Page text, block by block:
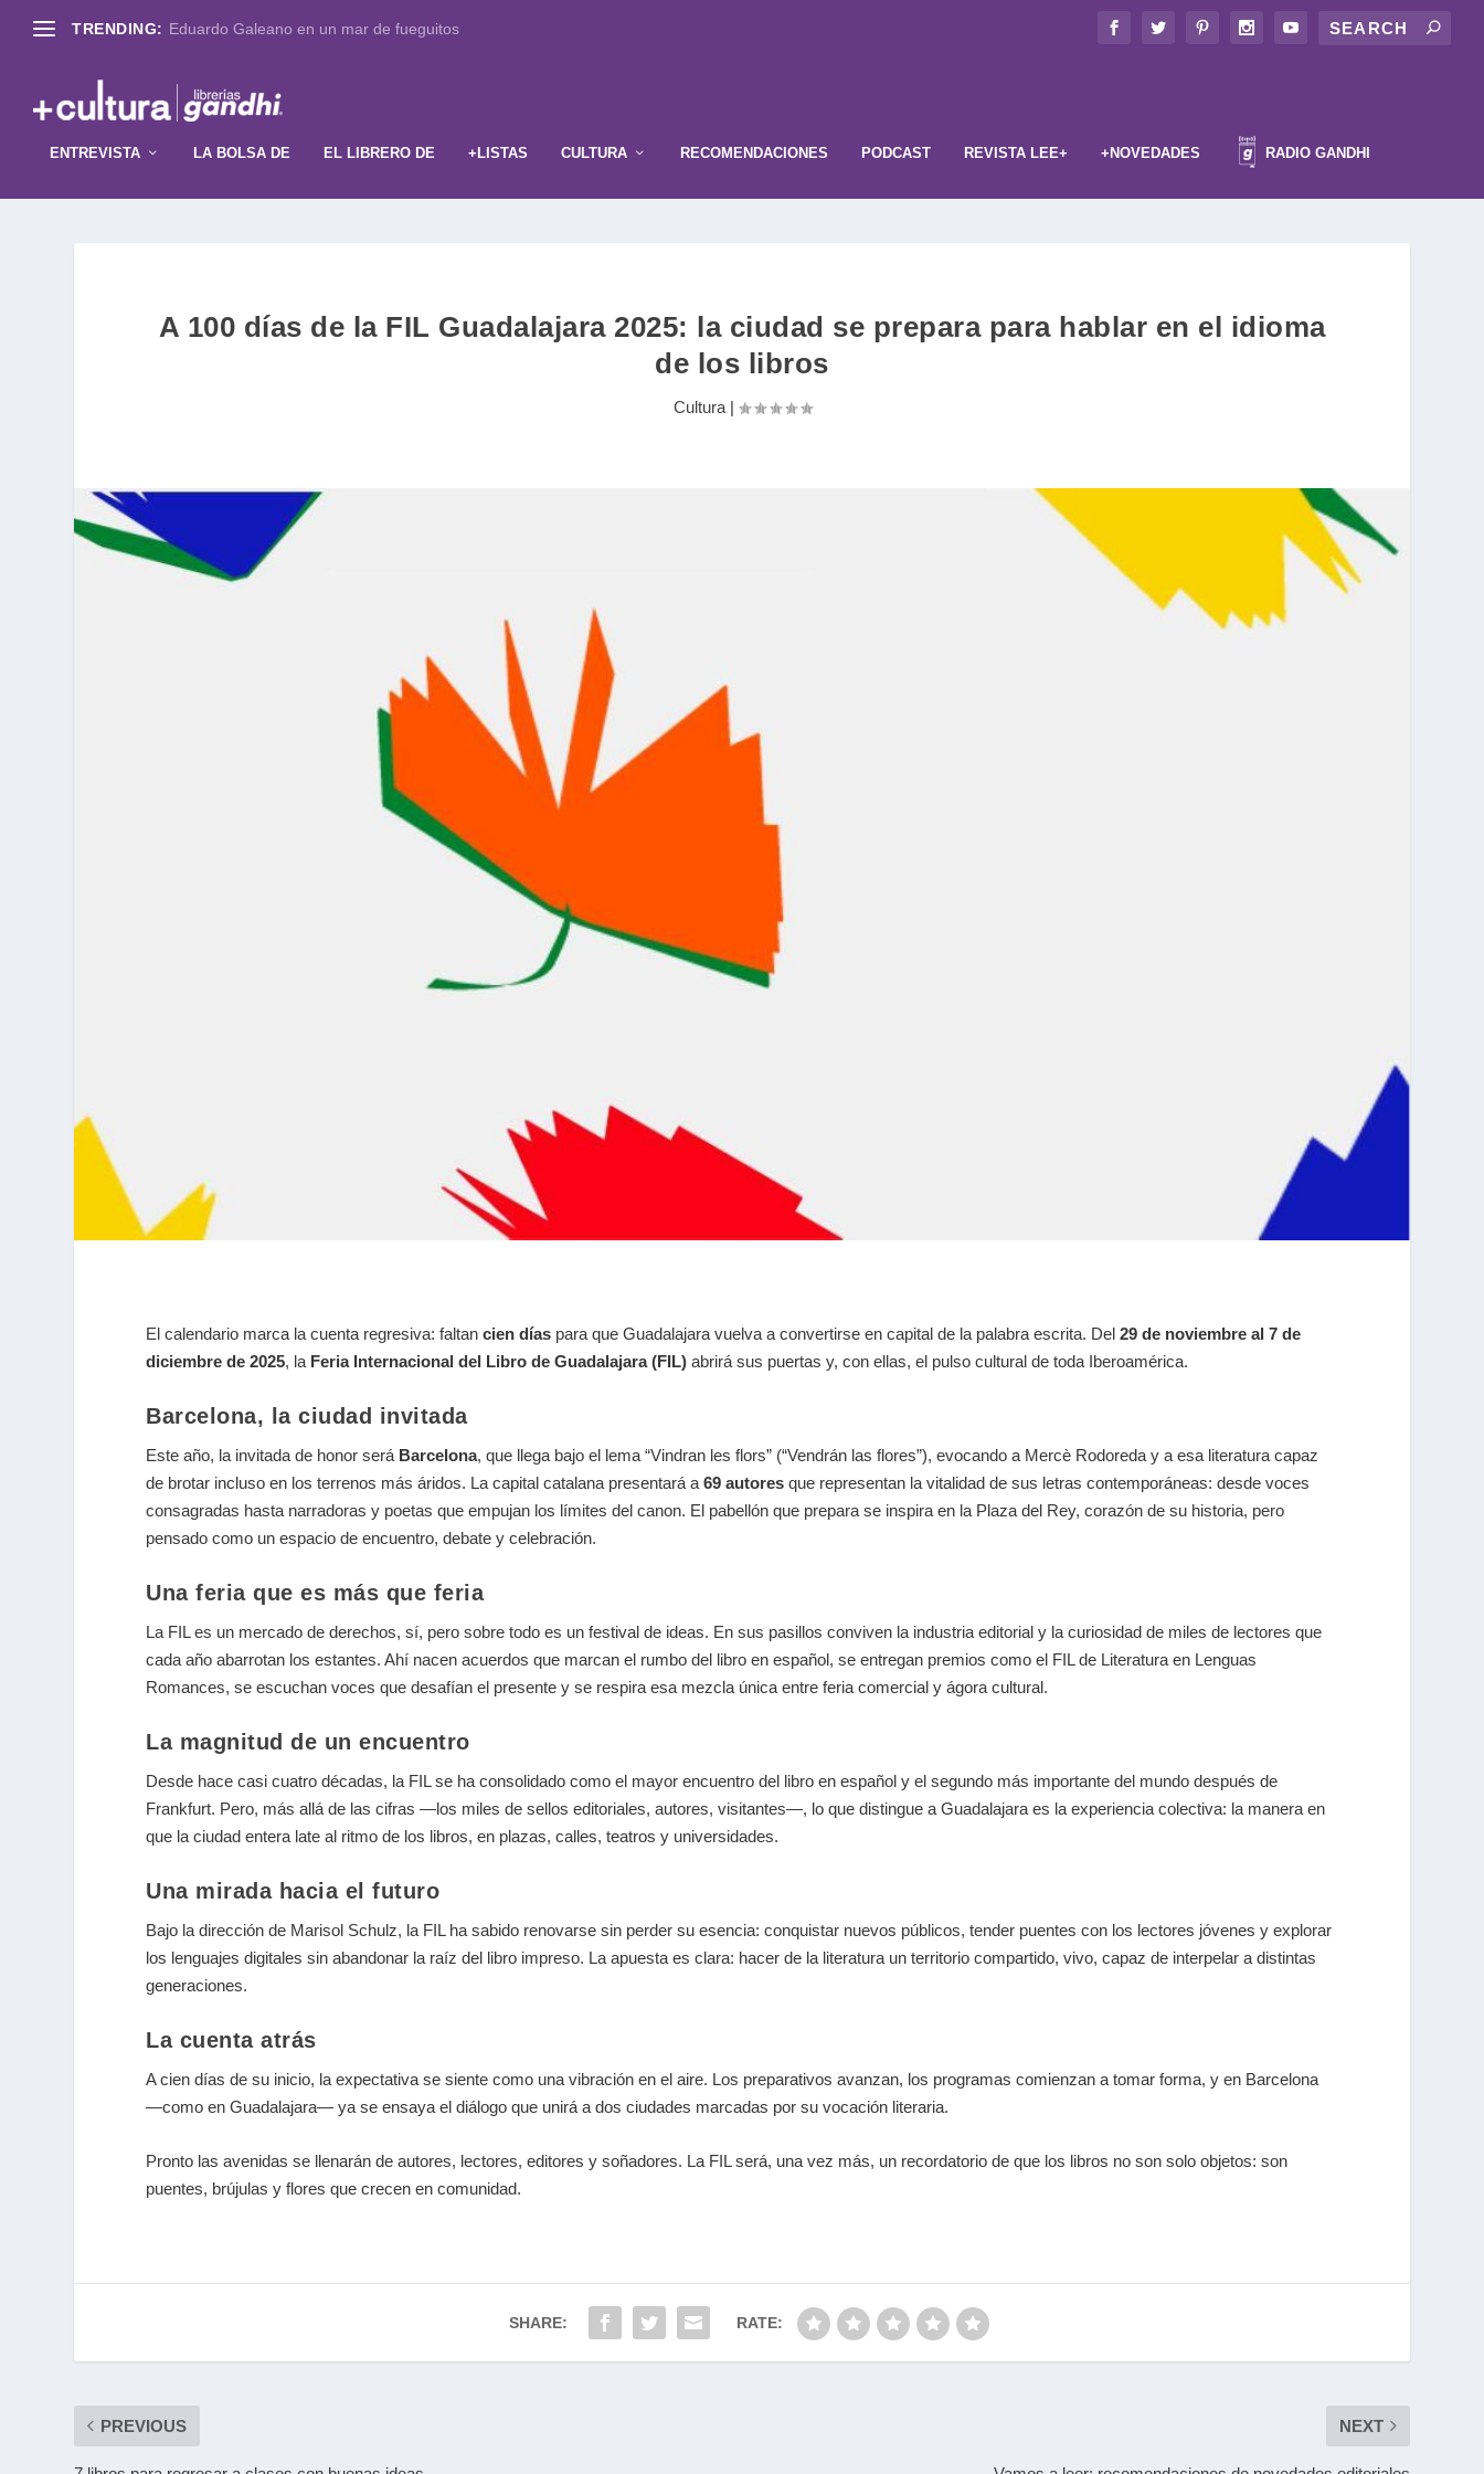
TRENDING: Eduardo Galeano en un mar de fueguitos
ENTREVISTA LA BOLSA DE EL LIBRERO DE +LISTAS CULTURA RECOMENDACIONES PODCAST REVISTA LEE+ +NOVEDADES RADIO GANDHI
A 100 días de la FIL Guadalajara 2025: la ciudad se prepara para hablar en el idioma
de los libros
Cultura|
El calendario marca la cuenta regresiva: faltan cien días para que Guadalajara vuelva a convertirse en capital de la palabra escrita. Del 29 de noviembre al 7 de
diciembre de 2025, la Feria Internacional del Libro de Guadalajara (FIL) abrirá sus puertas y, con ellas, el pulso cultural de toda Iberoamérica.
Barcelona, la ciudad invitada
Este año, la invitada de honor será Barcelona, que llega bajo el lema “Vindran les flors” (“Vendrán las flores”), evocando a Mercè Rodoreda y a esa literatura capaz
de brotar incluso en los terrenos más áridos. La capital catalana presentará a 69 autores que representan la vitalidad de sus letras contemporáneas: desde voces
consagradas hasta narradoras y poetas que empujan los límites del canon. El pabellón que prepara se inspira en la Plaza del Rey, corazón de su historia, pero
pensado como un espacio de encuentro, debate y celebración.
Una feria que es más que feria
La FIL es un mercado de derechos, sí, pero sobre todo es un festival de ideas. En sus pasillos conviven la industria editorial y la curiosidad de miles de lectores que
cada año abarrotan los estantes. Ahí nacen acuerdos que marcan el rumbo del libro en español, se entregan premios como el FIL de Literatura en Lenguas
Romances, se escuchan voces que desafían el presente y se respira esa mezcla única entre feria comercial y ágora cultural.
La magnitud de un encuentro
Desde hace casi cuatro décadas, la FIL se ha consolidado como el mayor encuentro del libro en español y el segundo más importante del mundo después de
Frankfurt. Pero, más allá de las cifras —los miles de sellos editoriales, autores, visitantes—, lo que distingue a Guadalajara es la experiencia colectiva: la manera en
que la ciudad entera late al ritmo de los libros, en plazas, calles, teatros y universidades.
Una mirada hacia el futuro
Bajo la dirección de Marisol Schulz, la FIL ha sabido renovarse sin perder su esencia: conquistar nuevos públicos, tender puentes con los lectores jóvenes y explorar
los lenguajes digitales sin abandonar la raíz del libro impreso. La apuesta es clara: hacer de la literatura un territorio compartido, vivo, capaz de interpelar a distintas
generaciones.
La cuenta atrás
A cien días de su inicio, la expectativa se siente como una vibración en el aire. Los preparativos avanzan, los programas comienzan a tomar forma, y en Barcelona
—como en Guadalajara— ya se ensaya el diálogo que unirá a dos ciudades marcadas por su vocación literaria.
Pronto las avenidas se llenarán de autores, lectores, editores y soñadores. La FIL será, una vez más, un recordatorio de que los libros no son solo objetos: son
puentes, brújulas y flores que crecen en comunidad.
SHARE: RATE:
PREVIOUS NEXT